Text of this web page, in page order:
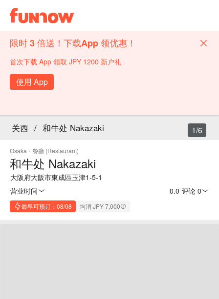
限时 3 倍送！下载App 领优惠！
首次下载 App 领取 JPY 1200 新户礼
使用 App
关西 / 和牛处 Nakazaki
Osaka · 餐廳 (Restaurant)
和牛处 Nakazaki
大阪府大阪市東成區玉津1-5-1
营业时间
0.0 评论 0
最早可预订：08/08 均消 JPY 7,000
1/6